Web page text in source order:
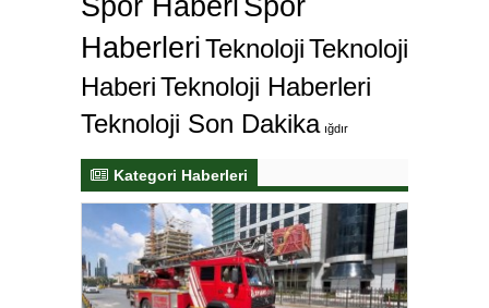
HaberleriTeknolojiTeknoloji
HaberiTeknoloji Haberleri
Teknoloji Son Dakika ığdır
Kategori Haberleri